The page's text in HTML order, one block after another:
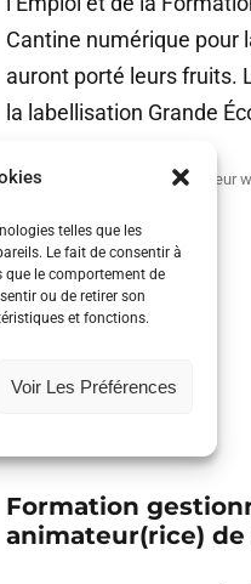
telles que les
Le fait de consentir à
que le comportement de
ou de retirer son
et fonctions.
Voir Les Préférences
Cantine numérique pour
auront porté leurs fruits.
la labellisation Grande
Brest développeur
Événements,La Cantine
Lire la suite
Formation
animateur(rice)